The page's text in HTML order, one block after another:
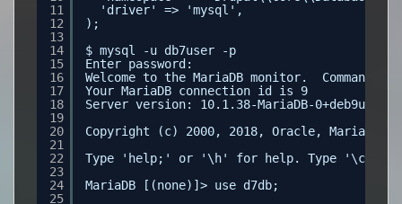
11
12
13
14
15
16
17
18
19
20
21
22
23
24
25
'driver' => 'mysql',
);
$ mysql -u db7user -p
Enter password:
Welcome to the MariaDB monitor.
Your MariaDB connection id is 9
Server version: 10.1.38-MariaDB-0+deb9u1
Copyright (c) 2000, 2018, Oracle, MariaDB
Type 'help;' or '\h' for help. Type '\c' to
MariaDB [(none)]> use d7db;